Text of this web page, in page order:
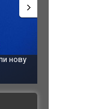
Сили оборони